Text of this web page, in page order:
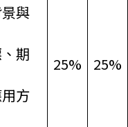
與
期
方
25% 25%